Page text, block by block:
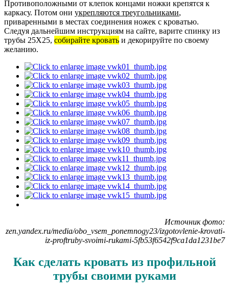
Противоположными от клепок концами ножки крепятся к
каркасу. Потом они укрепляются треугольниками,
приваренными в местах соединения ножек с кроватью.
Следуя дальнейшим инструкциям на сайте, варите спинку из
трубы 25Х25, собирайте кровать и декорируйте по своему
желанию.
Источник фото:
zen.yandex.ru/media/obo_vsem_ponemnogy23/izgotovlenie-krovati-
iz-proftruby-svoimi-rukami-5fb53f6542f9ca1da1231be7
Как сделать кровать из профильной
трубы своими руками